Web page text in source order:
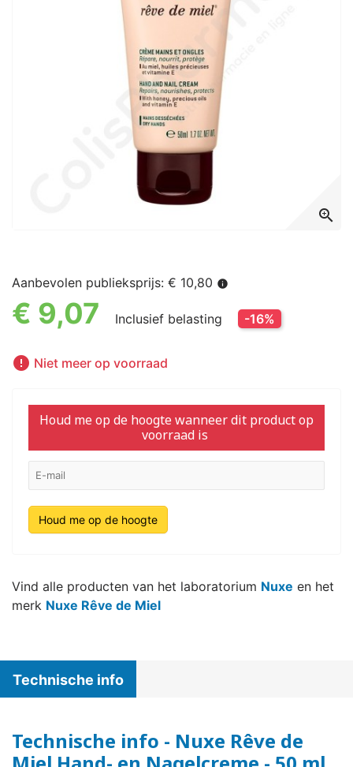
zoom_in
Aanbevolen publieksprijs: € 10,80 info
€ 9,07 Inclusief belasting -16%
 Niet meer op voorraad
Houd me op de hoogte wanneer dit product op
voorraad is
Houd me op de hoogte
Vind alle producten van het laboratorium Nuxe en het
merk Nuxe Rêve de Miel
Technische info
Technische info - Nuxe Rêve de